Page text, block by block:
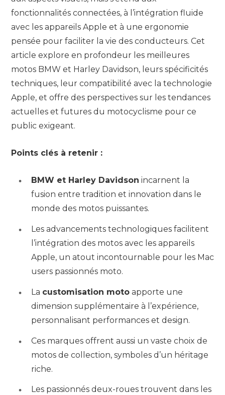
fonctionnalités connectées, à l’intégration fluide
avec les appareils Apple et à une ergonomie
pensée pour faciliter la vie des conducteurs. Cet
article explore en profondeur les meilleures
motos BMW et Harley Davidson, leurs spécificités
techniques, leur compatibilité avec la technologie
Apple, et offre des perspectives sur les tendances
actuelles et futures du motocyclisme pour ce
public exigeant.
Points clés à retenir :
BMW et Harley Davidson incarnent la
fusion entre tradition et innovation dans le
monde des motos puissantes.
Les advancements technologiques facilitent
l’intégration des motos avec les appareils
Apple, un atout incontournable pour les Mac
users passionnés moto.
La customisation moto apporte une
dimension supplémentaire à l’expérience,
personnalisant performances et design.
Ces marques offrent aussi un vaste choix de
motos de collection, symboles d’un héritage
riche.
Les passionnés deux-roues trouvent dans les